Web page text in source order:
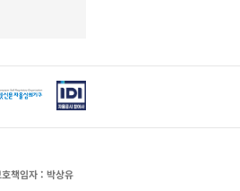
책임자 : 박상유